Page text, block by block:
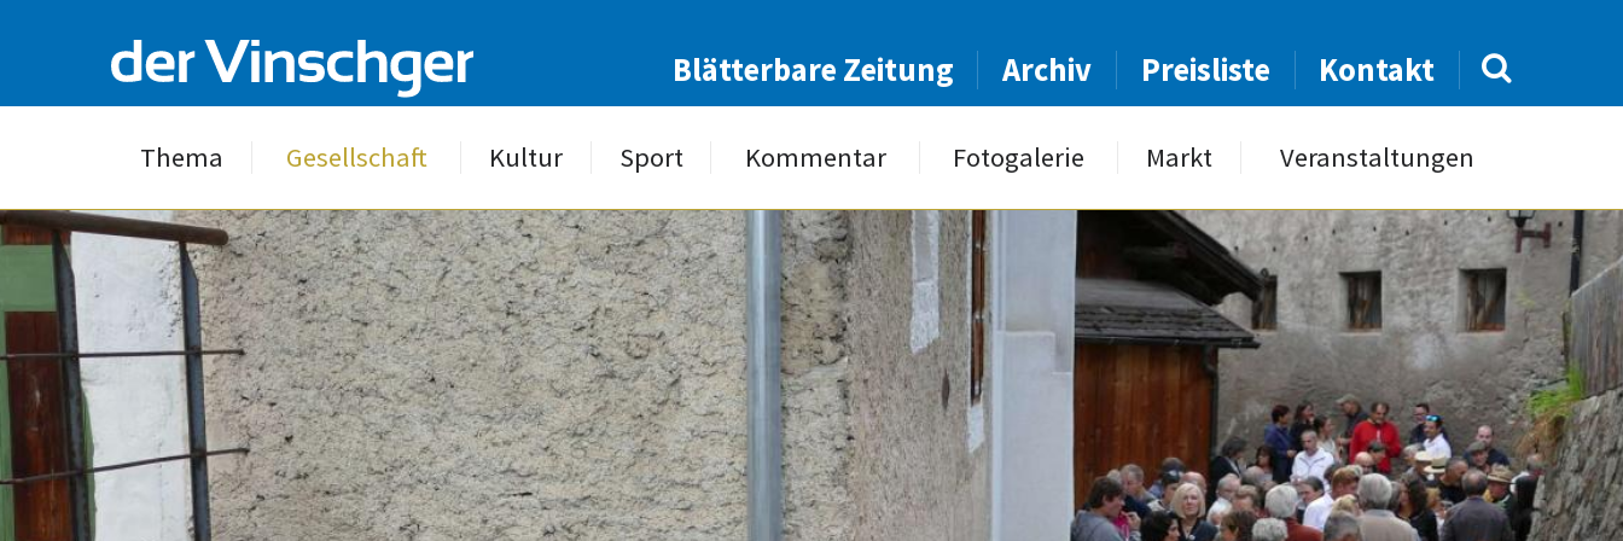
Blätterbare Zeitung Archiv Preisliste Kontakt
Thema Gesellschaft Kultur Sport Kommentar Fotogalerie Markt Veranstaltungen